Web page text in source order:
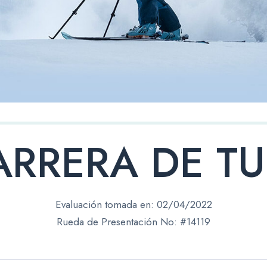
DE
Evaluación tomada en: 02/04/2022
Rueda de Presentación No: #14119